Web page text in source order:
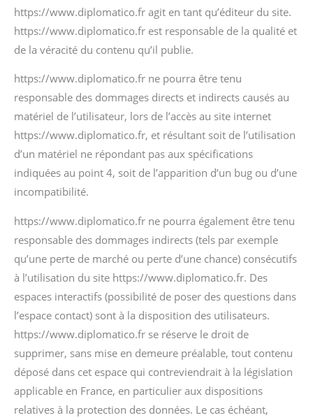
https://www.diplomatico.fr agit en tant qu’éditeur du site.
https://www.diplomatico.fr est responsable de la qualité et
de la véracité du contenu qu’il publie.
https://www.diplomatico.fr ne pourra être tenu
responsable des dommages directs et indirects causés au
matériel de l’utilisateur, lors de l’accès au site internet
https://www.diplomatico.fr, et résultant soit de l’utilisation
d’un matériel ne répondant pas aux spécifications
indiquées au point 4, soit de l’apparition d’un bug ou d’une
incompatibilité.
https://www.diplomatico.fr ne pourra également être tenu
responsable des dommages indirects (tels par exemple
qu’une perte de marché ou perte d’une chance) consécutifs
à l’utilisation du site https://www.diplomatico.fr. Des
espaces interactifs (possibilité de poser des questions dans
l’espace contact) sont à la disposition des utilisateurs.
https://www.diplomatico.fr se réserve le droit de
supprimer, sans mise en demeure préalable, tout contenu
déposé dans cet espace qui contreviendrait à la législation
applicable en France, en particulier aux dispositions
relatives à la protection des données. Le cas échéant,